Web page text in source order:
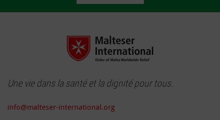
Une vie dans la santé et la dignité pour tous.
info@malteser-international.org